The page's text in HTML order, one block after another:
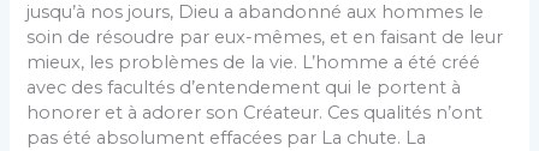
jusqu’à nos jours, Dieu a abandonné aux hommes le
soin de résoudre par eux-mêmes, et en faisant de leur
mieux, les problèmes de la vie. L’homme a été créé
avec des facultés d’entendement qui le portent à
honorer et à ado­rer son Créateur. Ces qualités n’ont
pas été absolument effacées par La chute. La